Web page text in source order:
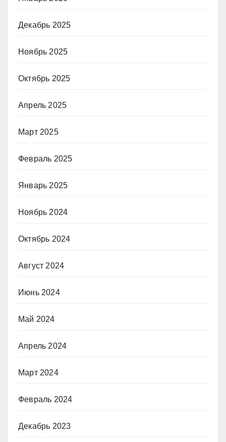
Декабрь 2025
Ноябрь 2025
Октябрь 2025
Апрель 2025
Март 2025
Февраль 2025
Январь 2025
Ноябрь 2024
Октябрь 2024
Август 2024
Июнь 2024
Май 2024
Апрель 2024
Март 2024
Февраль 2024
Декабрь 2023